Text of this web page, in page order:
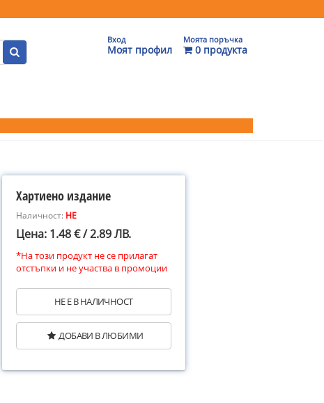
Вход
Моят профил
Моята поръчка
0 продукта
Хартиено издание
Наличност: НЕ
Цена: 1.48 € / 2.89 ЛВ.
*На този продукт не се прилагат
отстъпки и не участва в промоции
НЕ Е В НАЛИЧНОСТ
ДОБАВИ В ЛЮБИМИ